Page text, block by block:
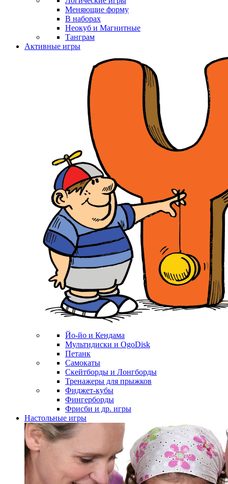
Меняющие форму
В наборах
Неокуб и Магнитные
Танграм
Активные игры
Йо-йо и Кендама
Мультидиски и OgoDisk
Петанк
Самокаты
Скейтборды и Лонгборды
Тренажеры для прыжков
Фиджет-кубы
Фингерборды
Фрисби и др. игры
Настольные игры